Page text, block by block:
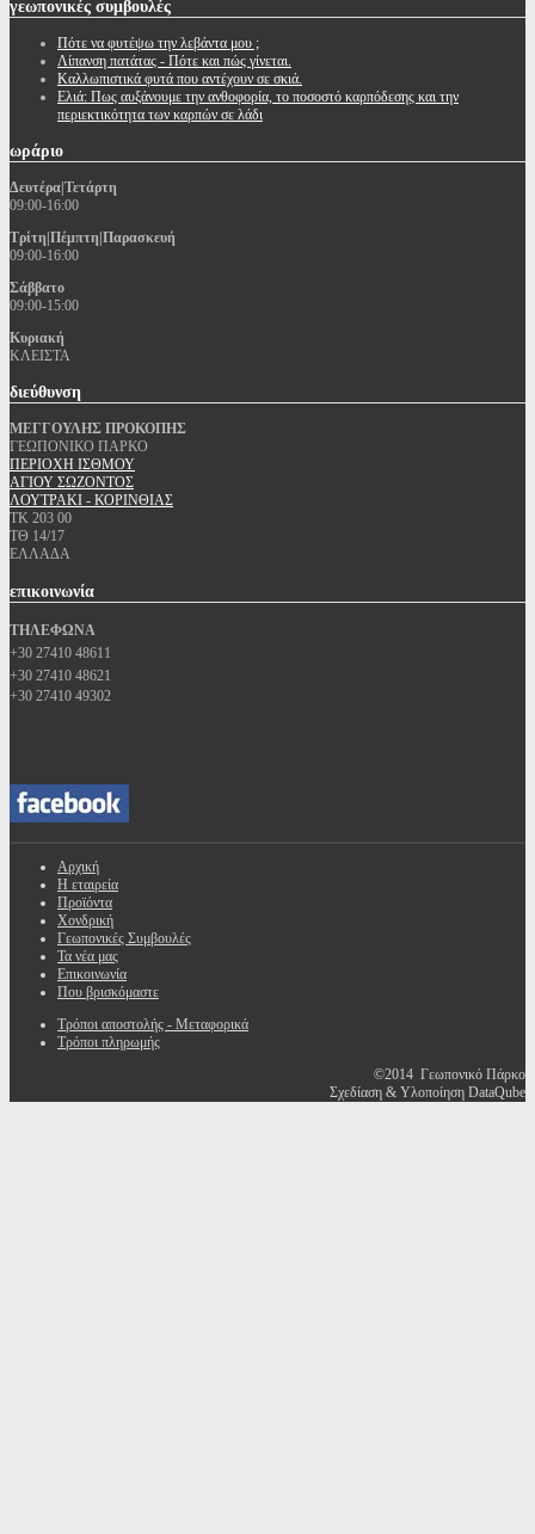
γεωπονικές συμβουλές
Πότε να φυτέψω την λεβάντα μου ;
Λίπανση πατάτας - Πότε και πώς γίνεται.
Καλλωπιστικά φυτά που αντέχουν σε σκιά.
Ελιά: Πως αυξάνουμε την ανθοφορία, το ποσοστό καρπόδεσης και την
περιεκτικότητα των καρπών σε λάδι
ωράριο
Δευτέρα|Τετάρτη
09:00-16:00
Τρίτη|Πέμπτη|Παρασκευή
09:00-16:00
Σάββατο
09:00-15:00
Κυριακή
ΚΛΕΙΣΤΑ
διεύθυνση
ΜΕΓΓΟΥΛΗΣ ΠΡΟΚΟΠΗΣ
ΓΕΩΠΟΝΙΚΟ ΠΑΡΚΟ
ΠΕΡΙΟΧΗ ΙΣΘΜΟΥ
ΑΓΙΟΥ ΣΩΖΟΝΤΟΣ
ΛΟΥΤΡΑΚΙ - ΚΟΡΙΝΘΙΑΣ
ΤΚ 203 00
ΤΘ 14/17
ΕΛΛΑΔΑ
επικοινωνία
ΤΗΛΕΦΩΝΑ
+30 27410 48611
+30 27410 48621
+30 27410 49302
Αρχική
Η εταιρεία
Προϊόντα
Χονδρική
Γεωπονικές Συμβουλές
Τα νέα μας
Επικοινωνία
Που βρισκόμαστε
Τρόποι αποστολής - Μεταφορικά
Τρόποι πληρωμής
©2014 Γεωπονικό Πάρκο
Σχεδίαση & Υλοποίηση DataQube